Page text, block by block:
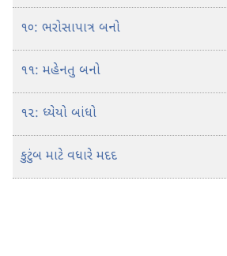
૧૦: ભરોસાપાત્ર બનો
૧૧: મહેનતુ બનો
૧૨: ધ્યેયો બાંધો
કુટુંબ માટે વધારે મદદ